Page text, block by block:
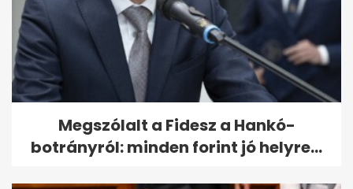
Megszólalt a Fidesz a Hankó-
botrányról: minden forint jó helyre...